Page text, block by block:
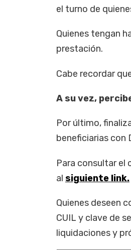
el turno de
Quienes tengan
prestación.
Cabe recordar
A su vez,
Por último,
beneficiarias con
Para consultar el
al siguiente link.
Quienes deseen
CUIL y clave de
liquidaciones y